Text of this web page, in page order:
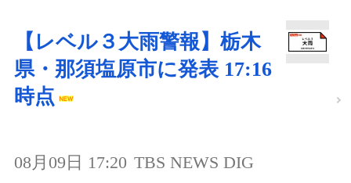
【レベル３大雨警報】栃木
県・那須塩原市に発表 17:16
時点
08月09日 17:20 TBS NEWS DIG